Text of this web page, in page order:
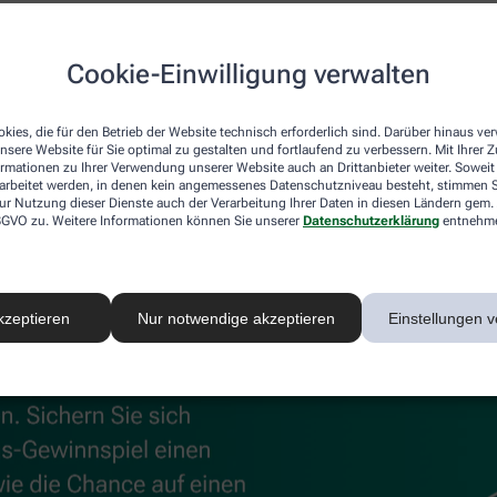
Cookie-Einwilligung verwalten
die für den Betrieb der Website technisch erforderlich sind. Darüber hinaus
Website für Sie optimal zu gestalten und fortlaufend zu verbessern. Mit Ihrer
zu Ihrer Verwendung unserer Website auch an Drittanbieter weiter. Soweit
werden, in denen kein angemessenes Datenschutzniveau besteht, stimmen
Nutzung dieser Dienste auch der Verarbeitung Ihrer Daten in diesen Ländern
zu. Weitere Informationen können Sie unserer Datenschutzerklärung
Nur notwendige akzeptieren Einstellungen
und Gelenke
unterstützen
Beschwerden effektiv lindert, sorgt die Wärmecreme für